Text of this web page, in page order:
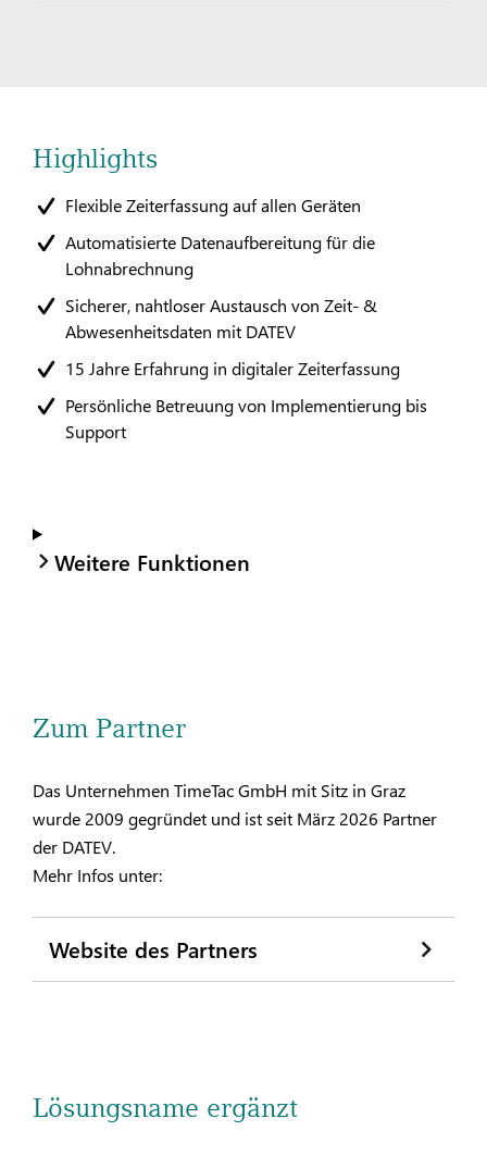
Highlights
Flexible Zeiterfassung auf allen Geräten
Automatisierte Datenaufbereitung für die
Lohnabrechnung
Sicherer, nahtloser Austausch von Zeit- &
Abwesenheitsdaten mit DATEV
15 Jahre Erfahrung in digitaler Zeiterfassung
Persönliche Betreuung von Implementierung bis
Support
Weitere Funktionen
Zum Partner
Das Unternehmen TimeTac GmbH mit Sitz in Graz
wurde 2009 gegründet und ist seit März 2026 Partner
der DATEV.
Mehr Infos unter:
Website des Partners
Lösungsname ergänzt